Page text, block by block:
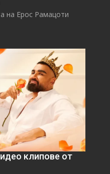
на Ерос Рамацоти
клипове от